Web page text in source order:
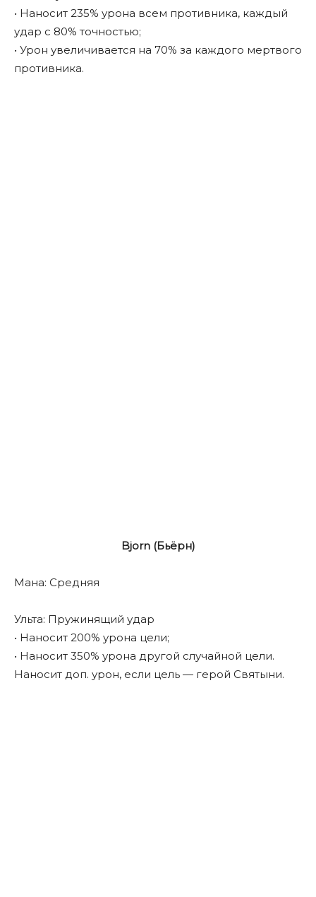
• Наносит 235% урона всем противника, каждый
удар с 80% точностью;
• Урон увеличивается на 70% за каждого мертвого
противника.
Bjorn (Бьёрн)
Мана: Средняя
Ульта: Пружинящий удар
• Наносит 200% урона цели;
• Наносит 350% урона другой случайной цели.
Наносит доп. урон, если цель — герой Святыни.